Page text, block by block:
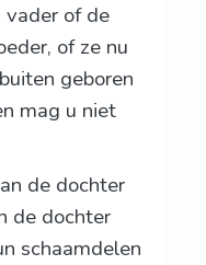
of de
of ze nu
geboren
mag u niet
de dochter
de dochter
schaamdelen